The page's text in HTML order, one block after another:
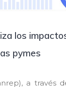
los
pymes
a través